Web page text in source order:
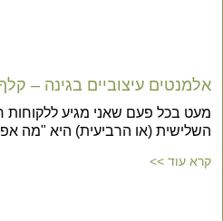
אלמנטים עיצוביים בגינה –
מעט בכל פעם שאני מגיע
השלישית (או הרביעית) היא "מה
קרא עוד >>